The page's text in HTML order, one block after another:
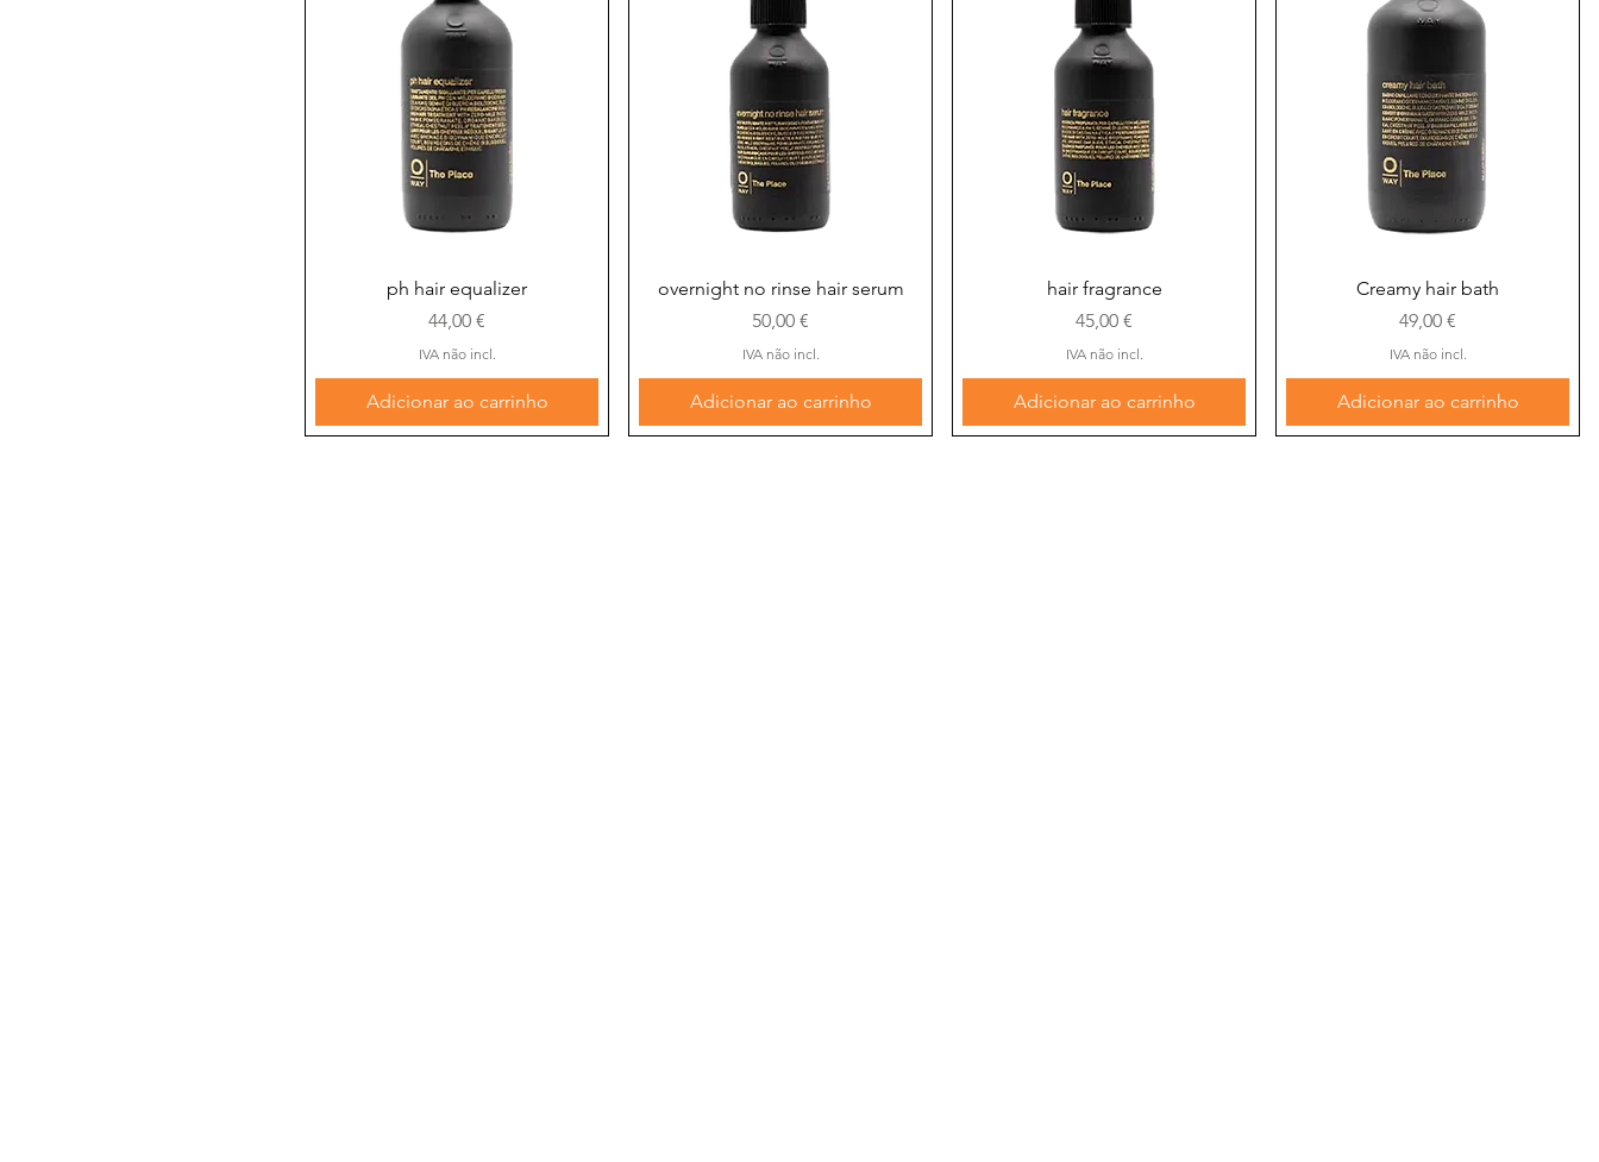
Visualização rápida
ph hair equalizer
Preço
44,00 €
IVA não incl.
Adicionar ao carrinho
Visualização rápida
overnight no rinse hair serum
Preço
50,00 €
IVA não incl.
Adicionar ao carrinho
Visualização rápida
hair fragrance
Preço
45,00 €
IVA não incl.
Adicionar ao carrinho
Visualização rápida
Creamy hair bath
Preço
49,00 €
IVA não incl.
Adicionar ao carrinho